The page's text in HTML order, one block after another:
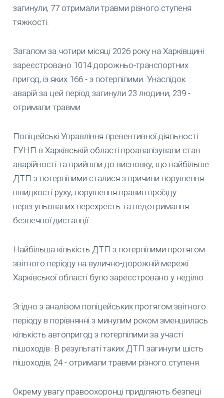
загинули, 77 отримали травми різного ступеня
тяжкості.
Загалом за чотири місяці 2026 року на Харківщині
зареєстровано 1014 дорожньо-транспортних
пригод, із яких 166 - з потерпілими. Унаслідок
аварій за цей період загинули 23 людини, 239 -
отримали травми.
Поліцейські Управління превентивної діяльності
ГУНП в Харківській області проаналізували стан
аварійності та прийшли до висновку, що найбільше
ДТП з потерпілими сталися з причини порушення
швидкості руху, порушення правил проїзду
нерегульованих перехресть та недотримання
безпечної дистанції.
Найбільша кількість ДТП з потерпілими протягом
звітного періоду на вулично-дорожній мережі
Харківської області було зареєстровано у неділю.
Згідно з аналізом поліцейських протягом звітного
періоду в порівнянні з минулим роком зменшилась
кількість автопригод з потерпілими за участі
пішоходів. В результаті таких ДТП загинули шість
пішоходів, 24 - отримали травми різного ступеня.
Окрему увагу правоохоронці приділяють безпеці